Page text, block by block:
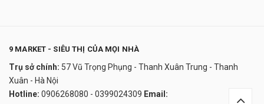
9 MARKET - SIÊU THỊ CỦA MỌI NHÀ
Trụ sở chính: 57 Vũ Trọng Phụng - Thanh Xuân Trung - Thanh
Xuân - Hà Nội
Hotline: 0906268080 - 0399024309 Email:
Plus 10 in 1